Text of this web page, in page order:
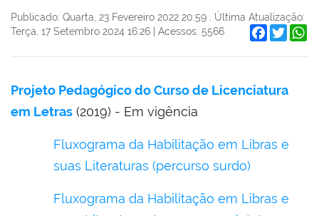
Publicado: Quarta, 23 Fevereiro 2022 20:59
Última Atualização:
Terça, 17 Setembro 2024 16:26 | Acessos: 5566 Facebook
Twitter
Projeto Pedagógico do Curso de Licenciatura
em Letras (2019) - Em vigência
Fluxograma da Habilitação em Libras e
suas Literaturas (percurso surdo)
Fluxograma da Habilitação em Libras e